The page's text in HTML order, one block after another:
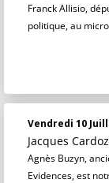
Franck Allisio,
politique, au
Vendredi 10
Jacques
Agnès Buzyn,
Evidences, est